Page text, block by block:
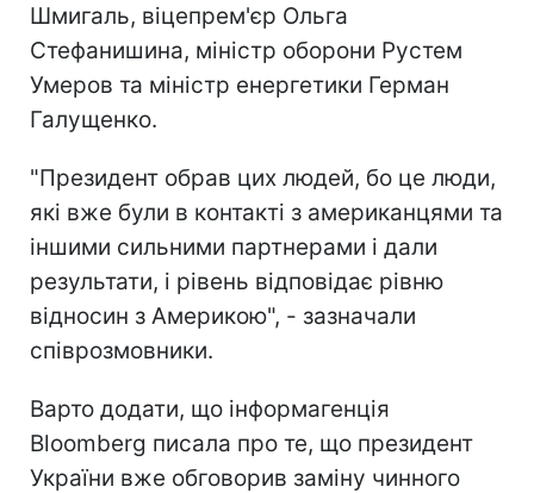
Шмигаль, віцепрем'єр Ольга
Стефанишина, міністр оборони Рустем
Умеров та міністр енергетики Герман
Галущенко.
"Президент обрав цих людей, бо це люди,
які вже були в контакті з американцями та
іншими сильними партнерами і дали
результати, і рівень відповідає рівню
відносин з Америкою", - зазначали
співрозмовники.
Варто додати, що інформагенція
Bloomberg писала про те, що президент
України вже обговорив заміну чинного